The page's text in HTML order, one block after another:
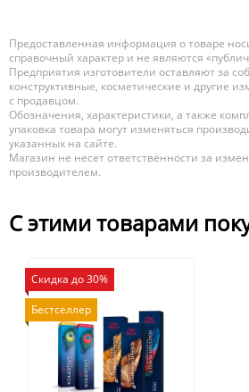
Предоставленная информация о товаре
справочный характер и не являются
Предприятия изготовители оставляют за
конструктивные, косметические и другие
с продавцом.
Обозначения, характеристики, а также
упаковка товара могут изменяться
указанных на сайте.
Магазин не несет ответственности за
производителем.
С этими товарами
Скидка до 30%
Бестселлер